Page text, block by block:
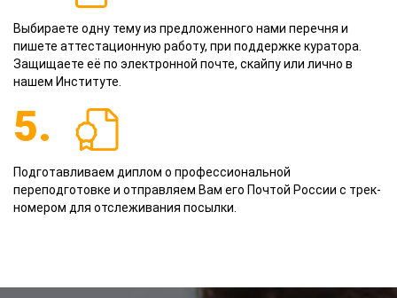
Выбираете одну тему из предложенного нами перечня и
пишете аттестационную работу, при поддержке куратора.
Защищаете её по электронной почте, скайпу или лично в
нашем Институте.
5.
Подготавливаем диплом о профессиональной
переподготовке и отправляем Вам его Почтой России с трек-
номером для отслеживания посылки.